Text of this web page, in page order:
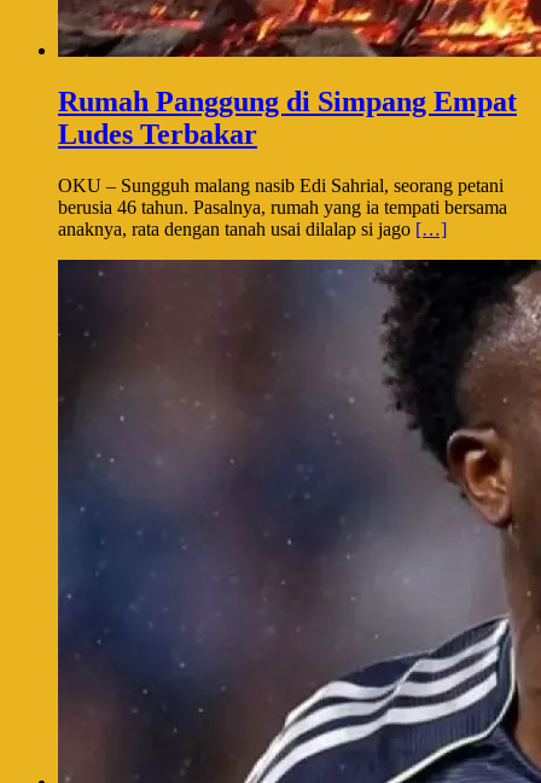
Rumah Panggung di Simpang Empat
Ludes Terbakar
OKU – Sungguh malang nasib Edi Sahrial, seorang petani
berusia 46 tahun. Pasalnya, rumah yang ia tempati bersama
anaknya, rata dengan tanah usai dilalap si jago […]